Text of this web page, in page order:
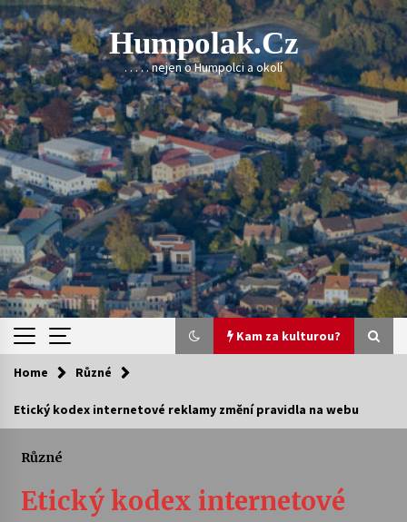
Skip
to
content
Humpolak.cz
. . . . . nejen o Humpolci a okolí
Kam za kulturou?
Kam za kulturou?
Home Různé
Etický kodex internetové reklamy změní pravidla na webu
Různé
Etický kodex internetové